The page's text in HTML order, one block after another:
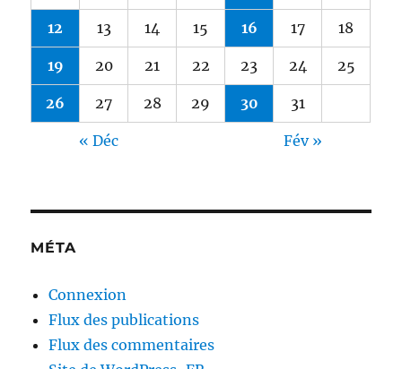
12 13 14 15 16 17 18
19 20 21 22 23 24 25
26 27 28 29 30 31
« Déc Fév »
MÉTA
Connexion
Flux des publications
Flux des commentaires